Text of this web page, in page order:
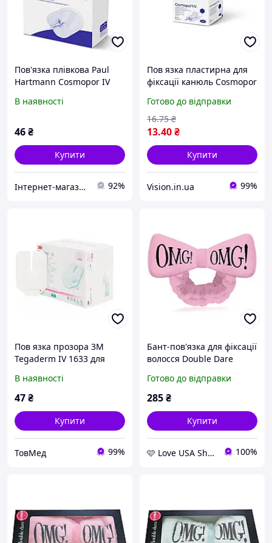
Пов'язка плівкова Paul
Hartmann Cosmopor IV
внутрішньовенних
В наявності
46₴
Купити
Інтернет-магазин "Klever" 92%
Пов язка пластирна для
фіксації канюль Cosmopor
Готово до відправки
13.40₴
16.75 ₴
Купити
Vision.in.ua 99%
Пов язка прозора 3M
Tegaderm IV 1633 для
внутрішньовенних
катетерів, 7 × 8,5 см,
В наявності
47₴
Купити
ТовМед 99%
Бант-пов'язка для фіксації
волосся Double Dare
Light Pink
Готово до відправки
285₴
Купити
🩷 Love USA Shop 🩷 100%